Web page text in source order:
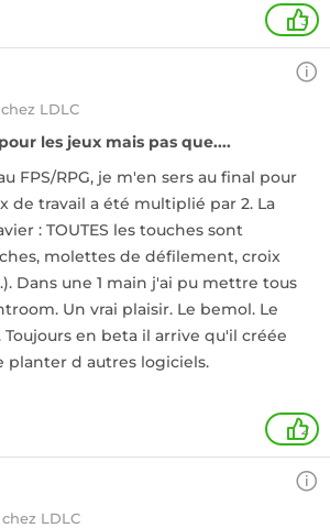
3
LDLC
les jeux mais pas que....
FPS/RPG, je m'en sers au final pour
de travail a été multiplié par 2. La
: TOUTES les touches sont
molettes de défilement, croix
Dans une 1 main j'ai pu mettre tous
Un vrai plaisir. Le bemol. Le
en beta il arrive qu'il créée
planter d autres logiciels.
2
LDLC